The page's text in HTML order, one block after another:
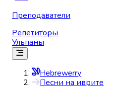
Преподаватели
Репетиторы
Ульпаны
Hebrewerry
Песни на иврите